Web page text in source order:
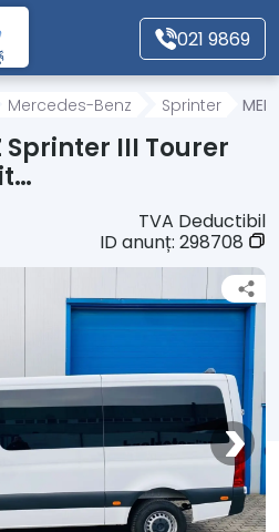
021 9869
Mercedes-Benz Sprinter
Sprinter III Tourer
TVA Deductibil
ID anunț: 298708